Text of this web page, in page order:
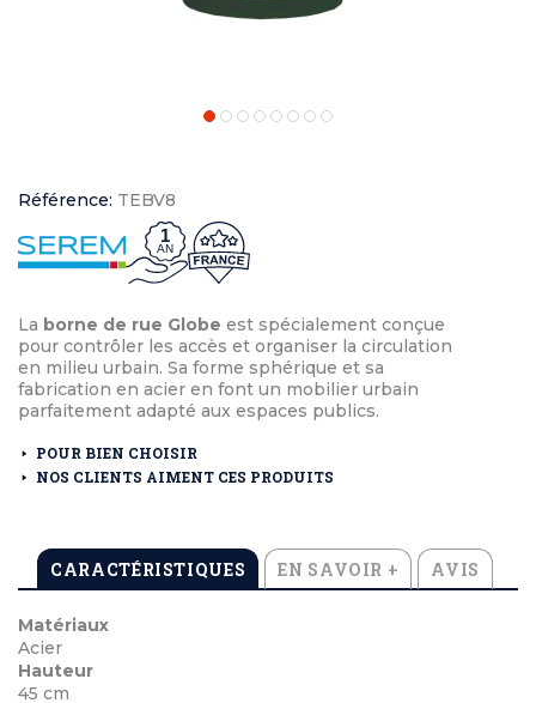
Référence: TEBV8
1
AN
La borne de rue Globe est spécialement conçue
pour contrôler les accès et organiser la circulation
en milieu urbain. Sa forme sphérique et sa
fabrication en acier en font un mobilier urbain
parfaitement adapté aux espaces publics.
POUR BIEN CHOISIR
NOS CLIENTS AIMENT CES PRODUITS
CARACTÉRISTIQUES EN SAVOIR + AVIS
Matériaux
Acier
Hauteur
45 cm